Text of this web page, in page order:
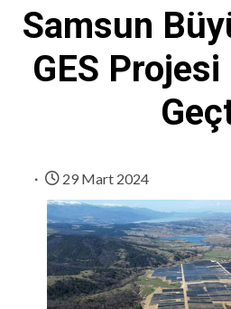
Samsun
GES
29 Mart 2024